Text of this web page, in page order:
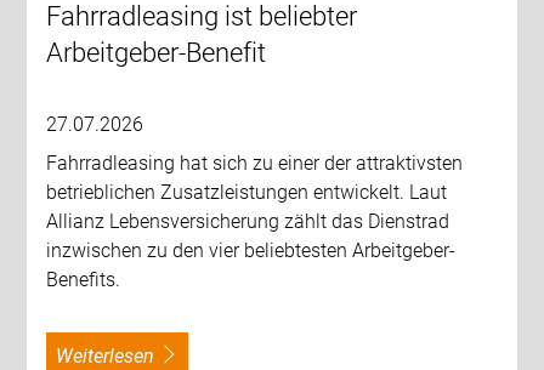
Fahrradleasing ist beliebter
Arbeitgeber-Benefit
27.07.2026
Fahrradleasing hat sich zu einer der attraktivsten
betrieblichen Zusatzleistungen entwickelt. Laut
Allianz Lebensversicherung zählt das Dienstrad
inzwischen zu den vier beliebtesten Arbeitgeber-
Benefits.
weiterlesen